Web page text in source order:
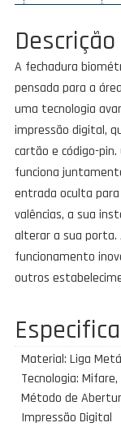
F205IT
Descrição
A fechadura
pensada para a
uma tecnologia
impressão digital,
cartão e código-
funciona
entrada oculta
valências, a sua
alterar a sua porta.
funcionamento
outros
Material: Liga
Tecnologia:
Método de
Impressão Digital